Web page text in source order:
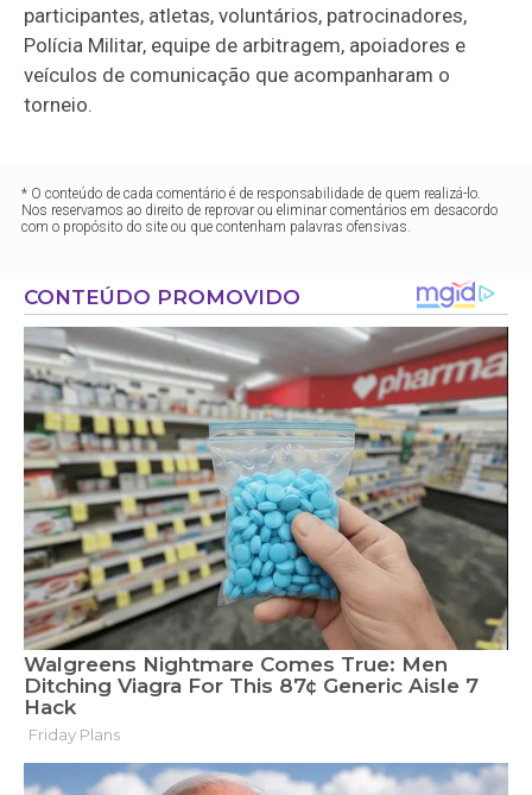
participantes, atletas, voluntários, patrocinadores,
Polícia Militar, equipe de arbitragem, apoiadores e
veículos de comunicação que acompanharam o
torneio.
* O conteúdo de cada comentário é de responsabilidade de quem realizá-lo.
Nos reservamos ao direito de reprovar ou eliminar comentários em desacordo
com o propósito do site ou que contenham palavras ofensivas.